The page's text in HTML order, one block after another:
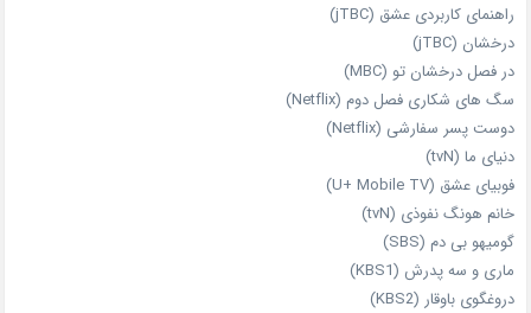
راهنمای کاربردی عشق (jTBC)
درخشان (jTBC)
در فصل درخشان تو (MBC)
سگ های شکاری فصل دوم (Netflix)
دوست‌ پسر سفارشی (Netflix)
دنیای ما (tvN)
فوبیای عشق (U+ Mobile TV)
خانم هونگ نفوذی (tvN)
گومیهو بی دم (SBS)
ماری و سه پدرش (KBS1)
دروغگوی باوقار (KBS2)